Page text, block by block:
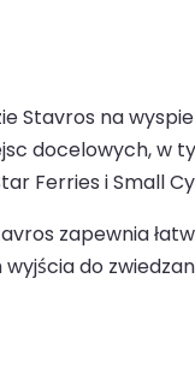
Stavros na
docelowych, w
Ferries i Small
zapewnia
do